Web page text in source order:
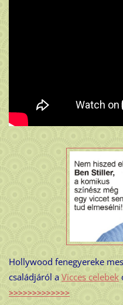
Hollywood fenegyereke
családjáról a Vicces celebek
>>>>>>>>>>>>>